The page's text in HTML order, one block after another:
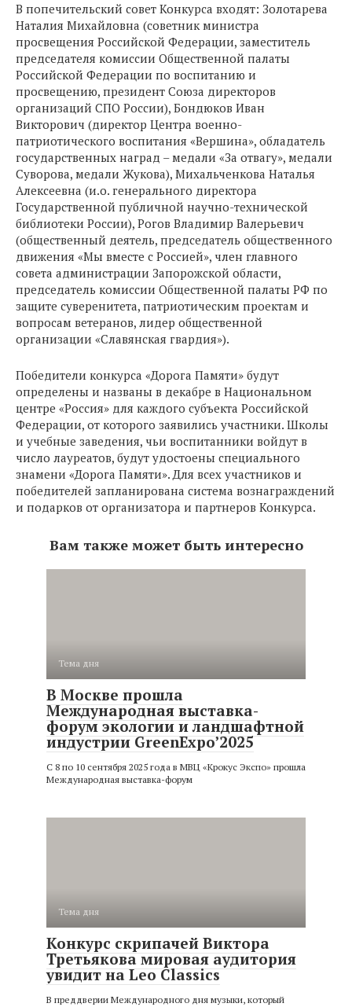
В попечительский совет Конкурса входят: Золотарева
Наталия Михайловна (советник министра
просвещения Российской Федерации, заместитель
председателя комиссии Общественной палаты
Российской Федерации по воспитанию и
просвещению, президент Союза директоров
организаций СПО России), Бондюков Иван
Викторович (директор Центра военно-
патриотического воспитания «Вершина», обладатель
государственных наград – медали «За отвагу», медали
Суворова, медали Жукова), Михальченкова Наталья
Алексеевна (и.о. генерального директора
Государственной публичной научно-технической
библиотеки России), Рогов Владимир Валерьевич
(общественный деятель, председатель общественного
движения «Мы вместе с Россией», член главного
совета администрации Запорожской области,
председатель комиссии Общественной палаты РФ по
защите суверенитета, патриотическим проектам и
вопросам ветеранов, лидер общественной
организации «Славянская гвардия»).
Победители конкурса «Дорога Памяти» будут
определены и названы в декабре в Национальном
центре «Россия» для каждого субъекта Российской
Федерации, от которого заявились участники. Школы
и учебные заведения, чьи воспитанники войдут в
число лауреатов, будут удостоены специального
знамени «Дорога Памяти». Для всех участников и
победителей запланирована система вознаграждений
и подарков от организатора и партнеров Конкурса.
Вам также может быть интересно
Тема дня
В Москве прошла
Международная выставка-
форум экологии и ландшафтной
индустрии GreenExpo’2025
С 8 по 10 сентября 2025 года в МВЦ «Крокус Экспо» прошла
Международная выставка-форум
Тема дня
Конкурс скрипачей Виктора
Третьякова мировая аудитория
увидит на Leo Classics
В преддверии Международного дня музыки, который